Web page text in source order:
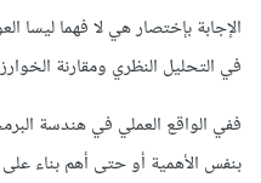
الإجابة بإختصار هي لا فهما ليسا
في التحليل النظري ومقارنة
ففي الواقع العملي في هندسة
بنفس الأهمية أو حتى أهم بناء